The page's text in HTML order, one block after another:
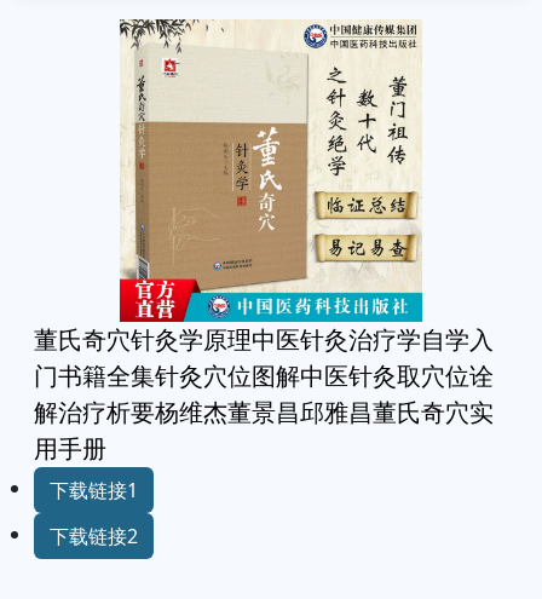
董氏奇穴针灸学原理中医针灸治疗学自学入
门书籍全集针灸穴位图解中医针灸取穴位诠
解治疗析要杨维杰董景昌邱雅昌董氏奇穴实
用手册
下载链接1
下载链接2